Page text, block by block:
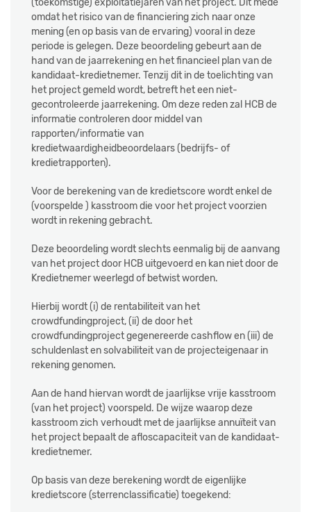
(toekomstige) exploitatiejaren van het project. Dit mede
omdat het risico van de financiering zich naar onze
mening (en op basis van de ervaring) vooral in deze
periode is gelegen. Deze beoordeling gebeurt aan de
hand van de jaarrekening en het financieel plan van de
kandidaat-kredietnemer. Tenzij dit in de toelichting van
het project gemeld wordt, betreft het een niet-
gecontroleerde jaarrekening. Om deze reden zal HCB de
informatie controleren door middel van
rapporten/informatievan
kredietwaardigheidbeoordelaars(bedrijfs- of
kredietrapporten).
Voor de berekening van de kredietscore wordt enkel de
(voorspelde ) kasstroom die voor het project voorzien
wordt in rekening gebracht.
Deze beoordeling wordt slechts eenmalig bij de aanvang
van het project door HCB uitgevoerd en kan niet door de
Kredietnemer weerlegd of betwist worden.
Hierbij wordt (i) de rentabiliteit van het
crowdfundingproject, (ii) de door het
crowdfundingproject gegenereerde cashflow en (iii) de
schuldenlast en solvabiliteit van de projecteigenaar in
rekening genomen.
Aan de hand hiervan wordt de jaarlijkse vrije kasstroom
(van het project) voorspeld. De wijze waarop deze
kasstroom zich verhoudt met de jaarlijkse annuïteit van
het project bepaalt de afloscapaciteit van de kandidaat-
kredietnemer.
Op basis van deze berekening wordt de eigenlijke
kredietscore (sterrenclassificatie) toegekend: